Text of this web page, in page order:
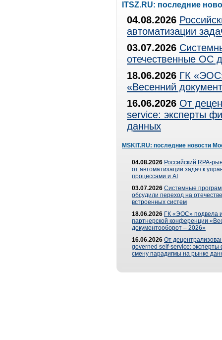
ITSZ.RU: последние
04.08.2026
автоматизации
03.07.2026
отечественные ОС
18.06.2026 ГК
«Весенний
16.06.2026 От
service: эксперты
данных
MSKIT.RU: последние новости
04.08.2026 Российский RPA-
от автоматизации задач к
процессами и AI
03.07.2026 Системные
обсудили переход на
встроенных систем
18.06.2026 ГК «ЭОС» подвела
партнерской конференции
документооборот – 2026»
16.06.2026 От
governed self-service: эксперты
смену парадигмы на рынке